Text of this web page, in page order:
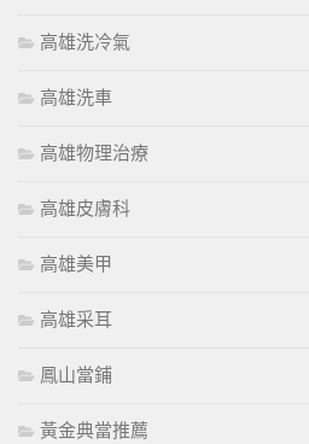
高雄洗冷氣
高雄洗車
高雄物理治療
高雄皮膚科
高雄美甲
高雄采耳
鳳山當鋪
黃金典當推薦